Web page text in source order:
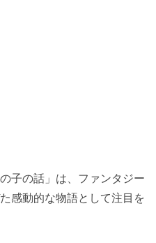
子の話」は、ファンタジー
感動的な物語として注目を